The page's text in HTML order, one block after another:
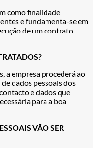
como finalidade
e fundamenta-se em
de um contrato
a empresa procederá ao
dados pessoais dos
e dados que
para a boa
VÃO SER